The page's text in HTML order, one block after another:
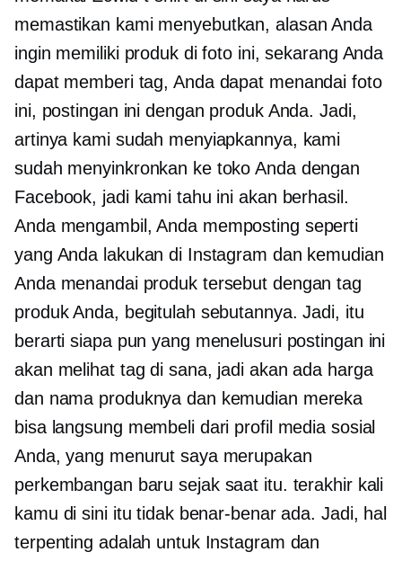
memastikan kami menyebutkan, alasan Anda
ingin memiliki produk di foto ini, sekarang Anda
dapat memberi tag, Anda dapat menandai foto
ini, postingan ini dengan produk Anda. Jadi,
artinya kami sudah menyiapkannya, kami
sudah menyinkronkan ke toko Anda dengan
Facebook, jadi kami tahu ini akan berhasil.
Anda mengambil, Anda memposting seperti
yang Anda lakukan di Instagram dan kemudian
Anda menandai produk tersebut dengan tag
produk Anda, begitulah sebutannya. Jadi, itu
berarti siapa pun yang menelusuri postingan ini
akan melihat tag di sana, jadi akan ada harga
dan nama produknya dan kemudian mereka
bisa langsung membeli dari profil media sosial
Anda, yang menurut saya merupakan
perkembangan baru sejak saat itu. terakhir kali
kamu di sini itu tidak benar-benar ada. Jadi, hal
terpenting adalah untuk Instagram dan